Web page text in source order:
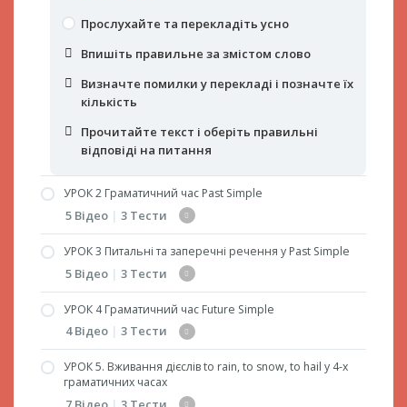
Прослухайте та перекладіть усно
Впишіть правильне за змістом слово
Визначте помилки у перекладі і позначте їх
кількість
Прочитайте текст і оберіть правильні
відповіді на питання
УРОК 2 Граматичний час Past Simple
5 Відео | 3 Тести
Past Simple. Правильні дієслова
Past Simple. Неправильні дієслова
Past Simple. Правильні і неправильні
дієслова. Продовження
Вправи на знаходження помилок та швидке
читання
УРОК 3 Питальні та заперечні речення у Past Simple
5 Відео | 3 Тести
Дієслово to do у Present Simple, Present
Continuous і Past Simple; наказовий спосіб
Past Simple. Питальні та заперечні речення
Побудова речень з дієсловом to be у Past
УРОК 4 Граматичний час Future Simple
4 Відео | 3 Тести
Стверджувальні речення у Future Simple
УРОК 5. Вживання дієслів to rain, to snow, to hail у 4-х
граматичних часах